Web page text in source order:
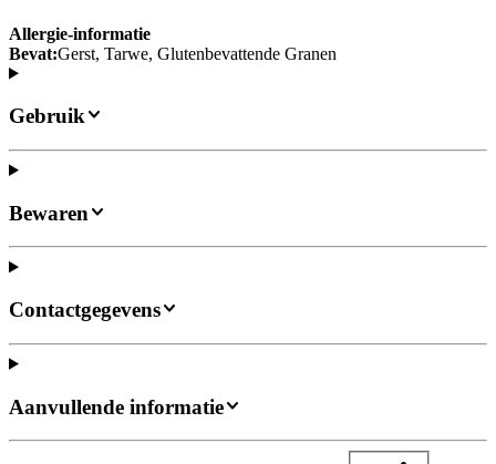
Allergie-informatie
Bevat:Gerst, Tarwe, Glutenbevattende Granen
Gebruik
Bewaren
Contactgegevens
Aanvullende informatie